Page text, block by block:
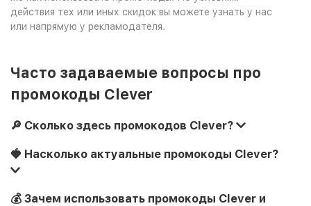
действия тех или иных скидок вы можете узнать у нас
или напрямую у рекламодателя.
Часто задаваемые вопросы про
промокоды Clever
🔎 Сколько здесь промокодов Clever?
🍓 Насколько актуальные промокоды Clever?
💰 Зачем использовать промокоды Clever и